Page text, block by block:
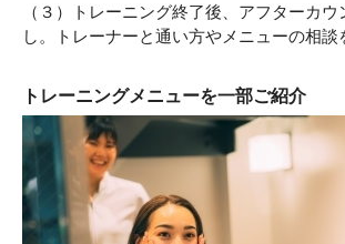
（３）トレーニング終了後、アフターカ
し。トレーナーと通い方やメニューの相談
トレーニングメニューを一部ご紹介